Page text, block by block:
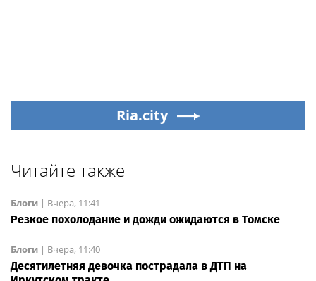
Ria.city
Читайте также
Блоги | Вчера, 11:41
Резкое похолодание и дожди ожидаются в Томске
Блоги | Вчера, 11:40
Десятилетняя девочка пострадала в ДТП на